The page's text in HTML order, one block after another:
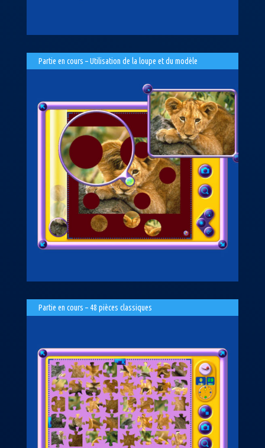
Partie en cours – Utilisation de la loupe et du modèle
Partie en cours – 48 pièces classiques